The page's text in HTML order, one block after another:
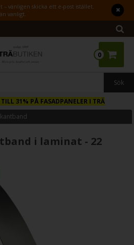
vänligen skicka ett e-post istället.
vanligt.
0
31% PÅ FASADPANELER I TRÄ
i laminat - 22